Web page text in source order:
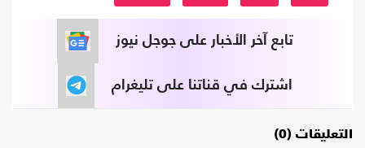
تابع آخر الأخبار على جوجل نيوز
اشترك في قناتنا على تليغرام
التعليقات (0)